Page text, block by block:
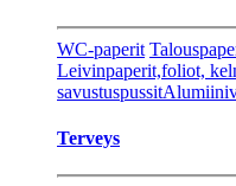
WC-paperit
Leivinpaperit,foliot,
savustuspussit
Terveys